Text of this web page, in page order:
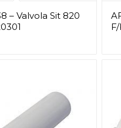
– Valvola Sit 820